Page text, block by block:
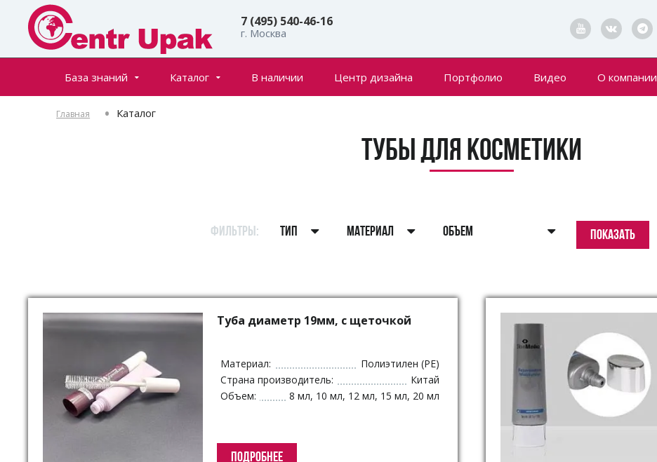
7 (495) 540-46-16
г. Москва
База знаний Каталог
Тубы для косметики
Упаковка для декоративной косметики
Вакуумные диспенсеры
Инновационная упаковка
Партнеры
В наличии Центр дизайна Портфолио Видео О компании
Главная Каталог
Тубы для косметики
ФИЛЬТРЫ: ТИП МАТЕРИАЛ ОБЪЕМ
Туба диаметр 19мм, с щеточкой
Материал:
Полиэтилен (PE)
Страна производитель:
Китай
Объем:
8 мл, 10 мл, 12 мл, 15 мл, 20 мл
ПОДРОБНЕЕ